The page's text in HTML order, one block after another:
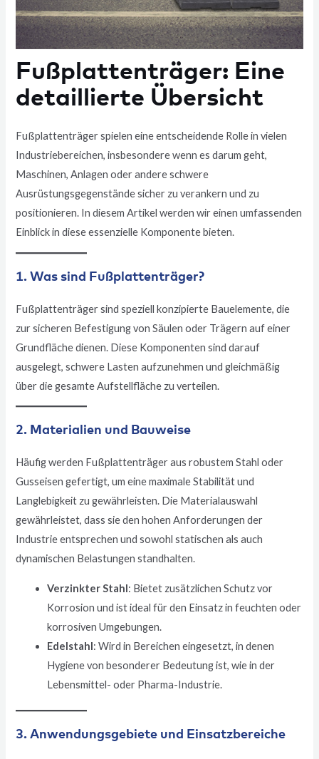
Fußplattenträger: Eine
detaillierte Übersicht
Fußplattenträger spielen eine entscheidende Rolle in vielen
Industriebereichen, insbesondere wenn es darum geht,
Maschinen, Anlagen oder andere schwere
Ausrüstungsgegenstände sicher zu verankern und zu
positionieren. In diesem Artikel werden wir einen umfassenden
Einblick in diese essenzielle Komponente bieten.
1. Was sind Fußplattenträger?
Fußplattenträger sind speziell konzipierte Bauelemente, die
zur sicheren Befestigung von Säulen oder Trägern auf einer
Grundfläche dienen. Diese Komponenten sind darauf
ausgelegt, schwere Lasten aufzunehmen und gleichmäßig
über die gesamte Aufstellfläche zu verteilen.
2. Materialien und Bauweise
Häufig werden Fußplattenträger aus robustem Stahl oder
Gusseisen gefertigt, um eine maximale Stabilität und
Langlebigkeit zu gewährleisten. Die Materialauswahl
gewährleistet, dass sie den hohen Anforderungen der
Industrie entsprechen und sowohl statischen als auch
dynamischen Belastungen standhalten.
Verzinkter Stahl: Bietet zusätzlichen Schutz vor
Korrosion und ist ideal für den Einsatz in feuchten oder
korrosiven Umgebungen.
Edelstahl: Wird in Bereichen eingesetzt, in denen
Hygiene von besonderer Bedeutung ist, wie in der
Lebensmittel- oder Pharma-Industrie.
3. Anwendungsgebiete und Einsatzbereiche